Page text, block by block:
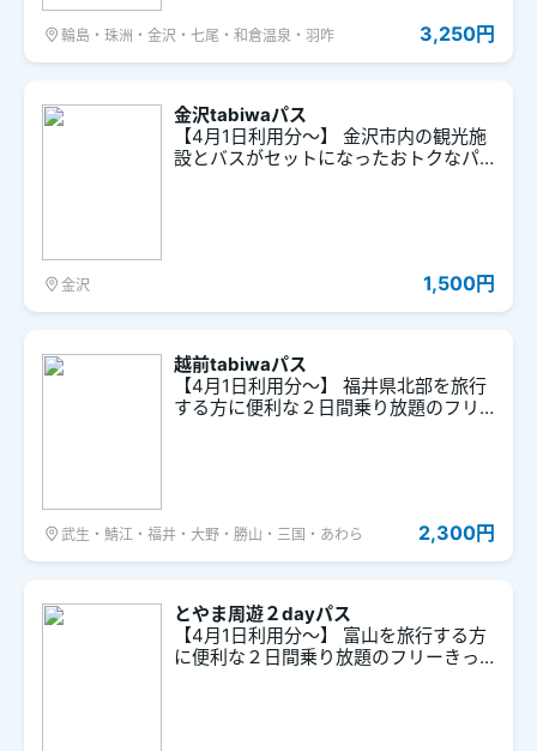
輪島・珠洲・金沢・七尾・和倉温泉・羽咋 3,250円
金沢tabiwaパス
【4月1日利用分～】 金沢市内の観光施
設とバスがセットになったおトクなパ
制の影響により、「金沢tabiwaパス」
でご利用いただける【城下まち金沢周
となります。金沢ゆめ街道2026当日
（8月8日）に限り、【城下まち金沢周
遊バス】の他に【路線バス（金沢市内
地帯制220円区間内）】を終日ご利用い
金沢 1,500円
越前tabiwaパス
【4月1日利用分～】 福井県北部を旅行
する方に便利な２日間乗り放題のフリ
武生・鯖江・福井・大野・勝山・三国・あわら 2,300円
とやま周遊２dayパス
【4月1日利用分～】 富山を旅行する方
に便利な２日間乗り放題のフリーきっ